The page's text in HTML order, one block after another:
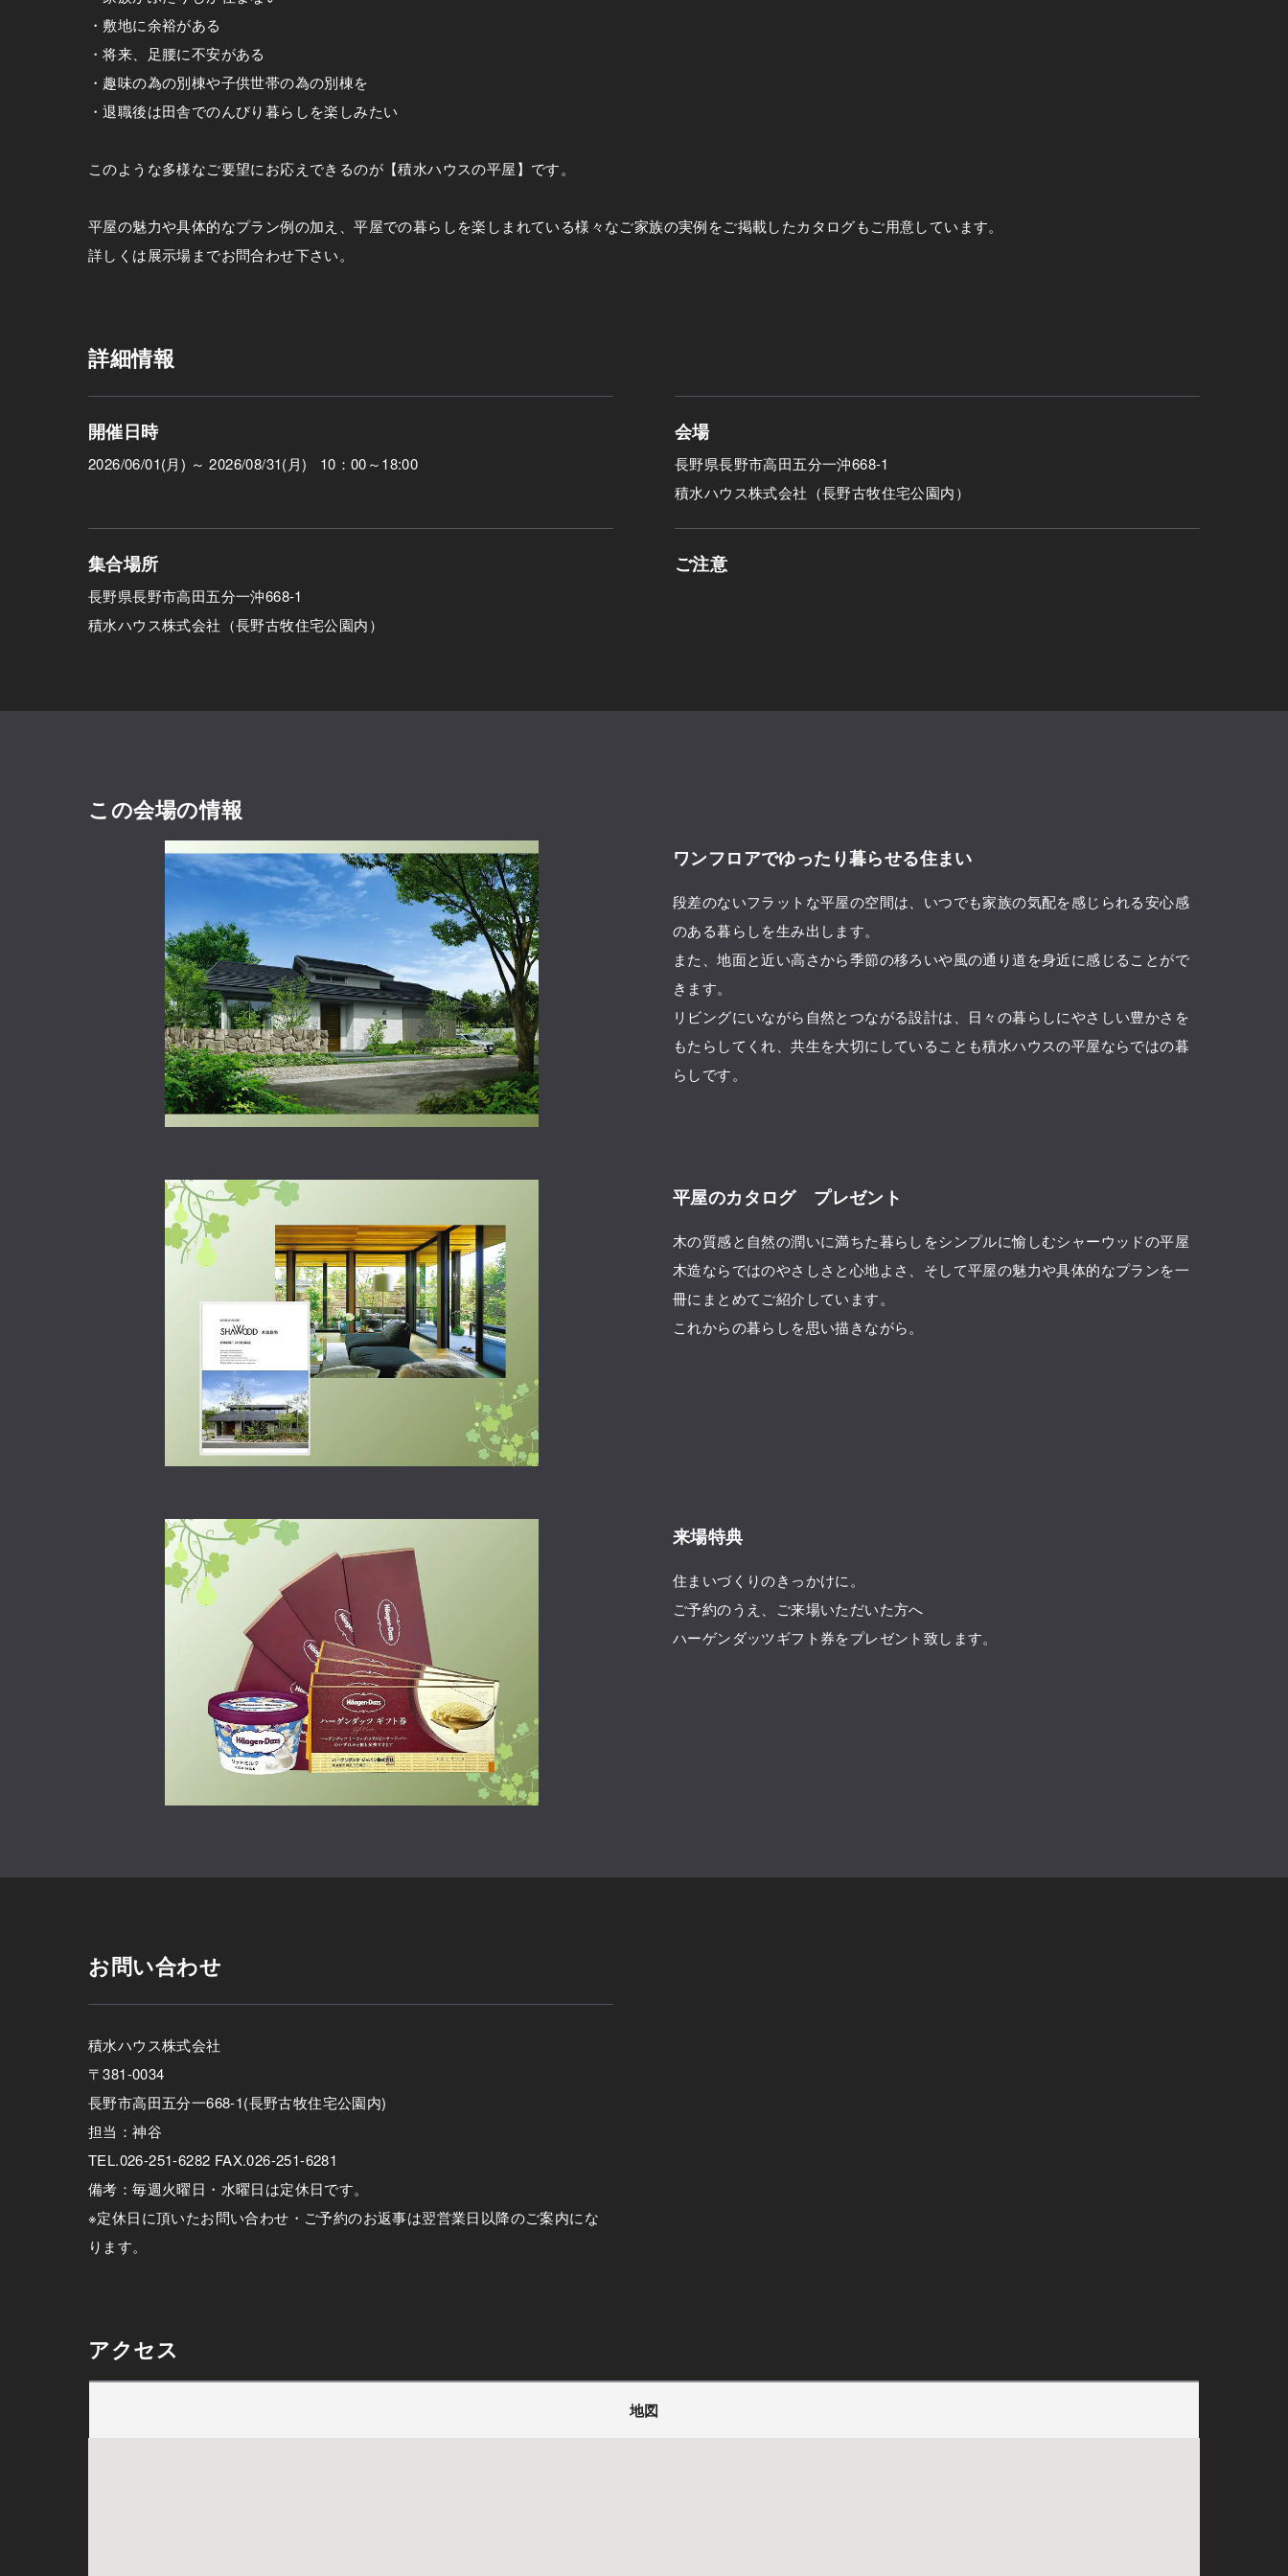
・敷地に余裕がある
・将来、足腰に不安がある
・趣味の為の別棟や子供世帯の為の別棟を
・退職後は田舎でのんびり暮らしを楽しみたい
このような多様なご要望にお応えできるのが【積水ハウスの平屋】です。
平屋の魅力や具体的なプラン例の加え、平屋での暮らしを楽しまれている様々なご家族の実例をご掲載したカタログもご用意しています。
詳しくは展示場までお問合わせ下さい。
詳細情報
開催日時
2026/06/01(月) ～ 2026/08/31(月) 10：00～18:00
会場
長野県長野市高田五分一沖668-1
積水ハウス株式会社（長野古牧住宅公園内）
集合場所
長野県長野市高田五分一沖668-1
積水ハウス株式会社（長野古牧住宅公園内）
ご注意
この会場の情報
ワンフロアでゆったり暮らせる住まい
段差のないフラットな平屋の空間は、いつでも家族の気配を感じられる安心感
のある暮らしを生み出します。
また、地面と近い高さから季節の移ろいや風の通り道を身近に感じることがで
きます。
リビングにいながら自然とつながる設計は、日々の暮らしにやさしい豊かさを
もたらしてくれ、共生を大切にしていることも積水ハウスの平屋ならではの暮
らしです。
平屋のカタログ プレゼント
木の質感と自然の潤いに満ちた暮らしをシンプルに愉しむシャーウッドの平屋
木造ならではのやさしさと心地よさ、そして平屋の魅力や具体的なプランを一
冊にまとめてご紹介しています。
これからの暮らしを思い描きながら。
来場特典
住まいづくりのきっかけに。
ご予約のうえ、ご来場いただいた方へ
ハーゲンダッツギフト券をプレゼント致します。
お問い合わせ
積水ハウス株式会社
〒381-0034
長野市高田五分一668-1(長野古牧住宅公園内)
担当：神谷
TEL.026-251-6282 FAX.026-251-6281
備考：毎週火曜日・水曜日は定休日です。
※定休日に頂いたお問い合わせ・ご予約のお返事は翌営業日以降のご案内にな
ります。
アクセス
地図